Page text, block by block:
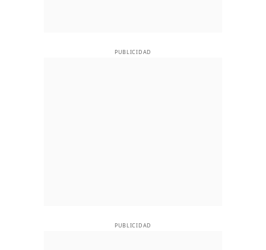
PUBLICIDAD
PUBLICIDAD